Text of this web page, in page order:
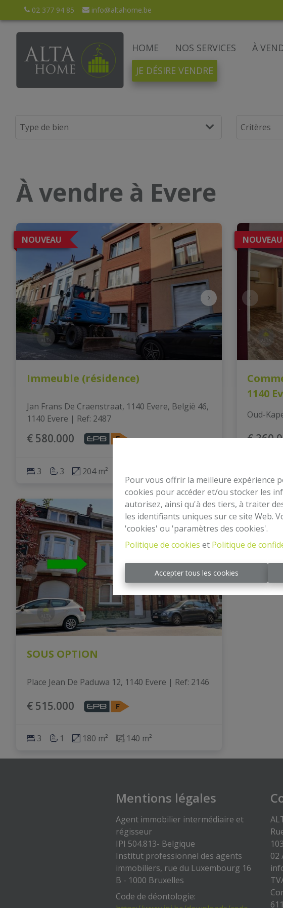
Pour vous offrir la meilleure expérience
cookies pour accéder et/ou stocker les
autorisez, ainsi qu'à des tiers, à traiter
les identifiants uniques sur ce site Web.
'cookies' ou 'paramètres des cookies'.
Politique de cookies et Politique de
Accepter tous les cookies
02 377 94 85 info@altahome.be
HOME NOS SERVICES À
JE DÉSIRE VENDRE
À vendre à Evere
NOUVEAU
Immeuble (résidence)
Jan Frans De Craenstraat, 1140 Evere, België 46,
1140 Evere | Ref: 2487
€ 580.000
3 3 204 m²
NOUVEAU
1140
Oud-
€
SOUS OPTION
Place Jean De Paduwa 12, 1140 Evere | Ref: 2146
€ 515.000
3 1 180 m² 140 m²
Mentions légales
Agent immobilier intermédiaire et
régisseur
IPI 504.813- Belgique
Institut professionnel des agents
immobiliers, rue du Luxembourg 16
B - 1000 Bruxelles
Code de déontologie:
02